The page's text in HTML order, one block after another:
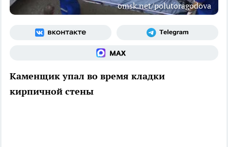
omsk.net/polutoragodova
Каменщик упал во время кладки
кирпичной стены